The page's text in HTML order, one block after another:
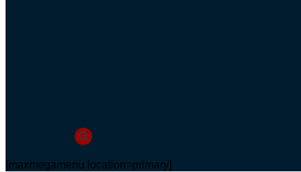
[maxmegamenu location=primary]